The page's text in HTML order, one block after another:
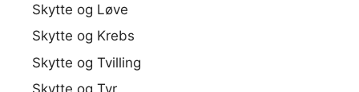
Skytte og Løve
Skytte og Krebs
Skytte og Tvilling
Skytte og Tyr